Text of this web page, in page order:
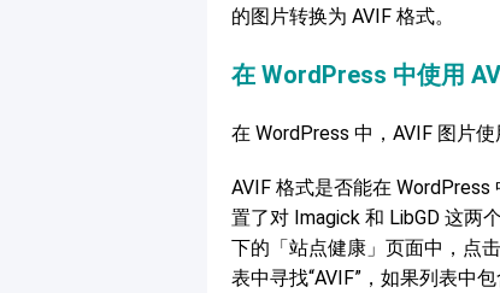
的图片转换为 AVIF 格式。
在 WordPress 中使用
在 WordPress 中，AVIF 图片
AVIF 格式是否能在
置了对 Imagick 和 LibGD 这两
下的「站点健康」页面中，点
表中寻找“AVIF”，如果列表中